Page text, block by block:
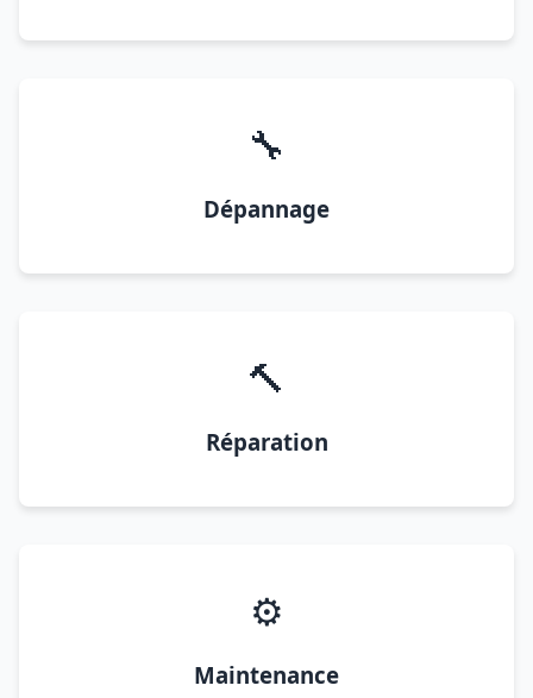
🔧
Dépannage
🔨
Réparation
⚙️
Maintenance